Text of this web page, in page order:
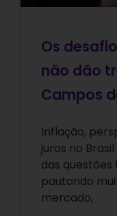
Os
não dão
Campos
Inflação,
juros no
das
pautando
mercado,